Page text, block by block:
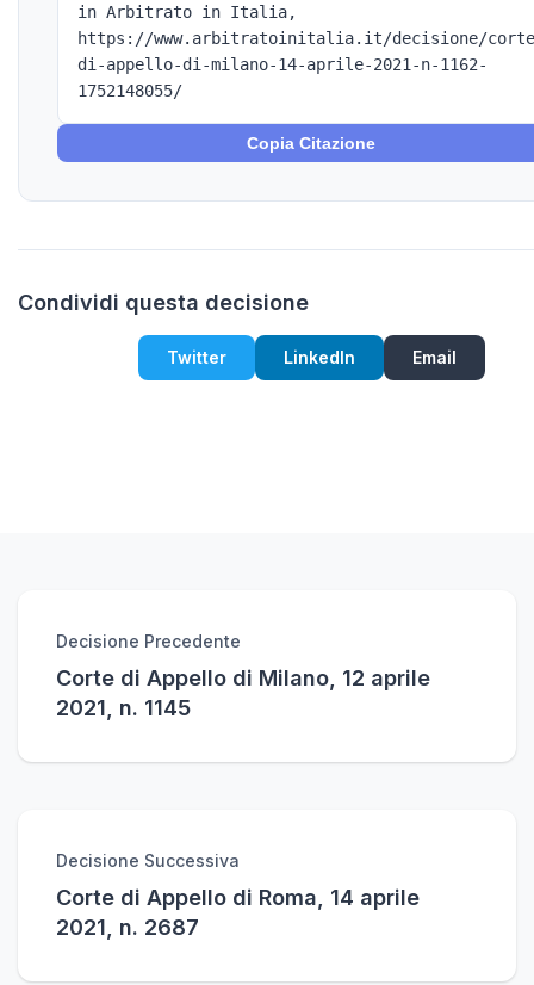
in Arbitrato in Italia,
https://www.arbitratoinitalia.it/decisione/
di-appello-di-milano-14-aprile-2021-n-1162-
1752148055/
Copia Citazione
Condividi questa decisione
Twitter LinkedIn Email
Decisione Precedente
Corte di Appello di Milano, 12 aprile
2021, n. 1145
Decisione Successiva
Corte di Appello di Roma, 14 aprile
2021, n. 2687